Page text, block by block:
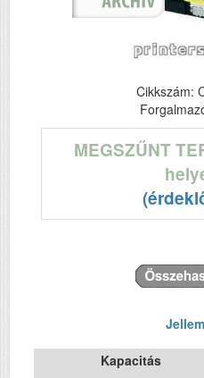
Cikkszám:
MEGSZŰNT
Kapacitás